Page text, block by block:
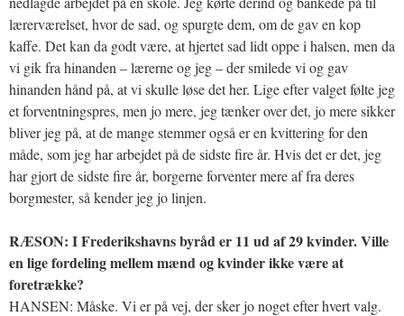
lærerværelset, hvor de sad, og spurgte dem, om de gav en kop
kaffe. Det kan da godt være, at hjertet sad lidt oppe i halsen, men da
vi gik fra hinanden – lærerne og jeg – der smilede vi og gav
hinanden hånd på, at vi skulle løse det her. Lige efter valget følte jeg
et forventningspres, men jo mere, jeg tænker over det, jo mere sikker
bliver jeg på, at de mange stemmer også er en kvittering for den
måde, som jeg har arbejdet på de sidste fire år. Hvis det er det, jeg
har gjort de sidste fire år, borgerne forventer mere af fra deres
borgmester, så kender jeg jo linjen.
RÆSON: I Frederikshavns byråd er 11 ud af 29 kvinder. Ville
en lige fordeling mellem mænd og kvinder ikke være at
foretrække?
HANSEN: Måske. Vi er på vej, der sker jo noget efter hvert valg.